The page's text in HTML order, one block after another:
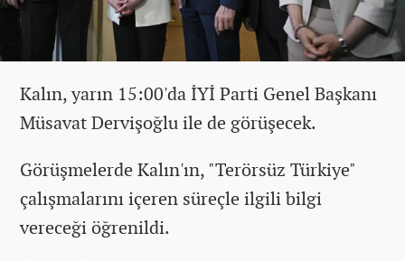
Kalın, yarın 15:00'da İYİ Parti Genel Başkanı
Müsavat Dervişoğlu ile de görüşecek.
Görüşmelerde Kalın'ın, "Terörsüz Türkiye"
çalışmalarını içeren süreçle ilgili bilgi
vereceği öğrenildi.